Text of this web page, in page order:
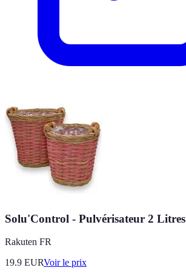
Solu'Control - Pulvérisateur 2 Litres
Rakuten FR
19.9 EURVoir le prix